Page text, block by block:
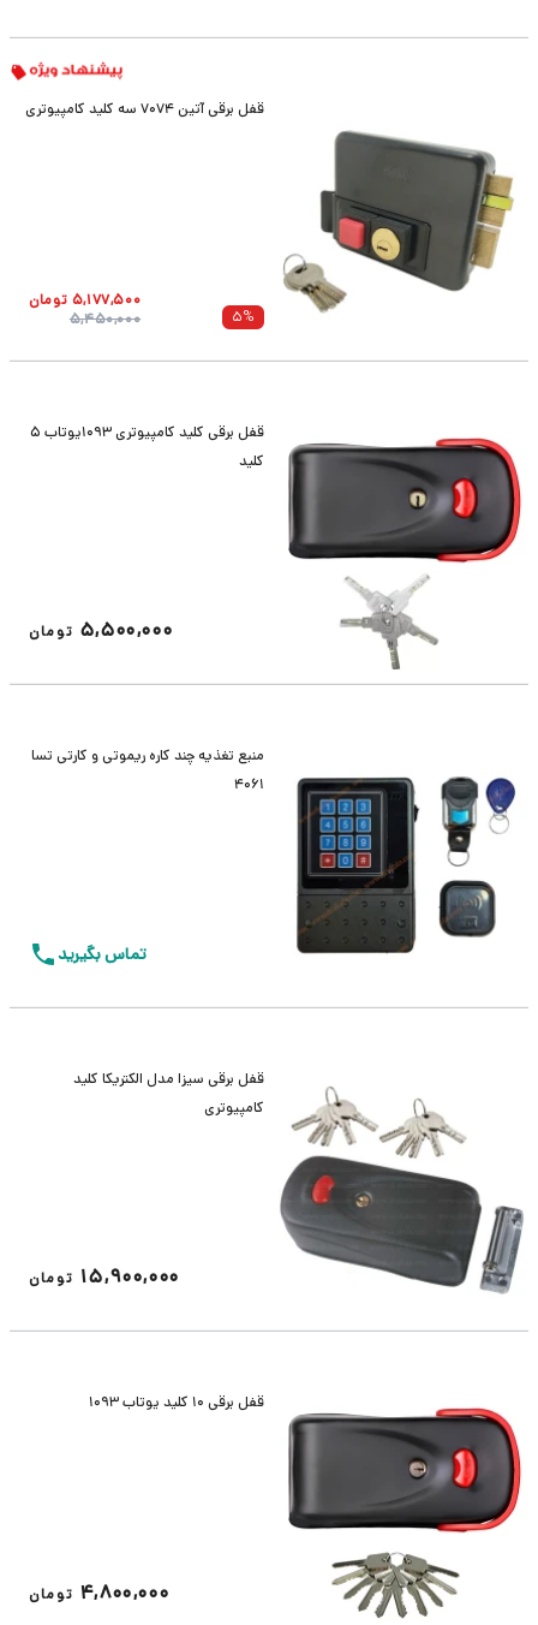
قفل برقی آتین 7074 سه کلید کامپیوتری
5%
5,177,500 تومان
5,450,000
قفل برقی کلید کامپیوتری 1093یوتاب 5
کلید
5,500,000 تومان
منبع تغذیه چند کاره ریموتی و کارتی تسا
4061
تماس بگیرید
قفل برقی سیزا مدل الکتریکا کلید
کامپیوتری
15,900,000 تومان
قفل برقی 10 کلید یوتاب 1093
4,800,000 تومان